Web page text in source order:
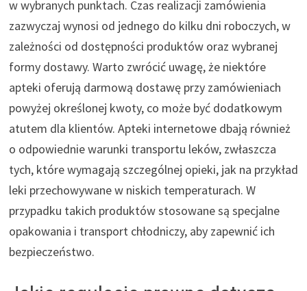
w wybranych punktach. Czas realizacji zamówienia
zazwyczaj wynosi od jednego do kilku dni roboczych, w
zależności od dostępności produktów oraz wybranej
formy dostawy. Warto zwrócić uwagę, że niektóre
apteki oferują darmową dostawę przy zamówieniach
powyżej określonej kwoty, co może być dodatkowym
atutem dla klientów. Apteki internetowe dbają również
o odpowiednie warunki transportu leków, zwłaszcza
tych, które wymagają szczególnej opieki, jak na przykład
leki przechowywane w niskich temperaturach. W
przypadku takich produktów stosowane są specjalne
opakowania i transport chłodniczy, aby zapewnić ich
bezpieczeństwo.